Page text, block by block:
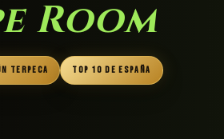
Room
TERPECA TOP 10 DE ESPAÑA